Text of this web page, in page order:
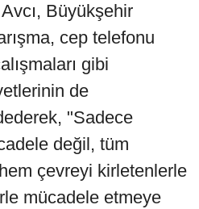
Avcı, Büyükşehir
cep telefonu
gibi
de
"Sadece
değil, tüm
çevreyi kirletenlerle
mücadele etmeye